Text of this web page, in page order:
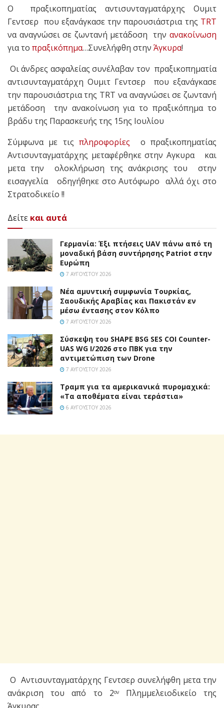
Ο πραξικοπηματίας αντισυνταγματάρχης Ουμιτ
Γεντσερ που εξανάγκασε την παρουσιάστρια της TRT
να αναγνώσει σε ζωντανή μετάδοση την ανακοίνωση
για το πραξικόπημα…Συνελήφθη στην Άγκυρα!
Οι άνδρες ασφαλείας συνέλαβαν τον πραξικοπηματία
αντισυνταγματάρχη Ουμιτ Γεντσερ που εξανάγκασε
την παρουσιάστρια της TRT να αναγνώσει σε ζωντανή
μετάδοση την ανακοίνωση για το πραξικόπημα το
βράδυ της Παρασκευής της 15ης Ιουλίου
Σύμφωνα με τις πληροφορίες ο πραξικοπηματίας
Αντισυνταγματάρχης μεταφέρθηκε στην Αγκυρα και
μετα την ολοκλήρωση της ανάκρισης του στην
εισαγγελία οδηγήθηκε στο Αυτόφωρο αλλά όχι στο
Στρατοδικείο !!
Δείτε και αυτά
Γερμανία: Έξι πτήσεις UAV πάνω από τη
μοναδική βάση συντήρησης Patriot στην
Ευρώπη
7 ΑΥΓΟΎΣΤΟΥ 2026
Νέα αμυντική συμφωνία Τουρκίας,
Σαουδικής Αραβίας και Πακιστάν εν
μέσω έντασης στον Κόλπο
7 ΑΥΓΟΎΣΤΟΥ 2026
Σύσκεψη του SHAPE BSG SES COI Counter-
UAS WG I/2026 στο ΠΒΚ για την
αντιμετώπιση των Drone
7 ΑΥΓΟΎΣΤΟΥ 2026
Τραμπ για τα αμερικανικά πυρομαχικά:
«Τα αποθέματα είναι τεράστια»
6 ΑΥΓΟΎΣΤΟΥ 2026
Ο Αντισυνταγματάρχης Γεντσερ συνελήφθη μετα την
ανάκριση του από το 2ονΠλημμελειοδικείο της